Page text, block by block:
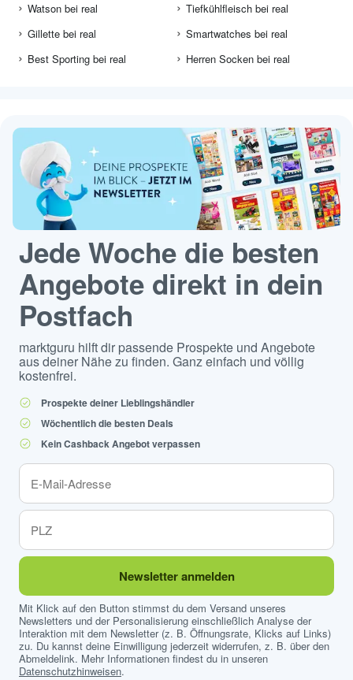
Watson bei real
Gillette bei real
Best Sporting bei real
Tiefkühlfleisch bei real
Smartwatches bei real
Herren Socken bei real
Jede Woche die besten
Angebote direkt in dein
Postfach
marktguru hilft dir passende Prospekte und Angebote
aus deiner Nähe zu finden. Ganz einfach und völlig
kostenfrei.
Prospekte deiner Lieblingshändler
Wöchentlich die besten Deals
Kein Cashback Angebot verpassen
Newsletter anmelden
Mit Klick auf den Button stimmst du dem Versand unseres
Newsletters und der Personalisierung einschließlich Analyse der
Interaktion mit dem Newsletter (z. B. Öffnungsrate, Klicks auf Links)
zu. Du kannst deine Einwilligung jederzeit widerrufen, z. B. über den
Abmeldelink. Mehr Informationen findest du in unseren
Datenschutzhinweisen.